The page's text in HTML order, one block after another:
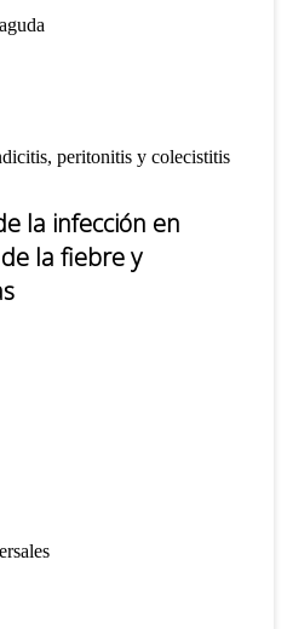
peritonitis y colecistitis
la infección en
la fiebre y